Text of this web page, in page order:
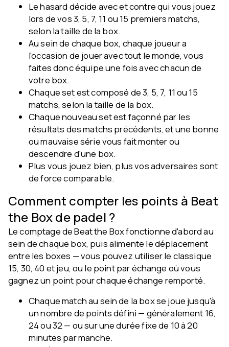
Le hasard décide avec et contre qui vous jouez
lors de vos 3, 5, 7, 11 ou 15 premiers matchs,
selon la taille de la box.
Au sein de chaque box, chaque joueur a
l'occasion de jouer avec tout le monde, vous
faites donc équipe une fois avec chacun de
votre box.
Chaque set est composé de 3, 5, 7, 11 ou 15
matchs, selon la taille de la box.
Chaque nouveau set est façonné par les
résultats des matchs précédents, et une bonne
ou mauvaise série vous fait monter ou
descendre d'une box.
Plus vous jouez bien, plus vos adversaires sont
de force comparable.
Comment compter les points à Beat
the Box de padel ?
Le comptage de Beat the Box fonctionne d'abord au
sein de chaque box, puis alimente le déplacement
entre les boxes — vous pouvez utiliser le classique
15, 30, 40 et jeu, ou le point par échange où vous
gagnez un point pour chaque échange remporté.
Chaque match au sein de la box se joue jusqu'à
un nombre de points défini — généralement 16,
24 ou 32 — ou sur une durée fixe de 10 à 20
minutes par manche.